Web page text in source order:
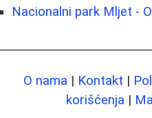
Nacionalni park Mljet -
O nama | Kontakt |
korišćenja |